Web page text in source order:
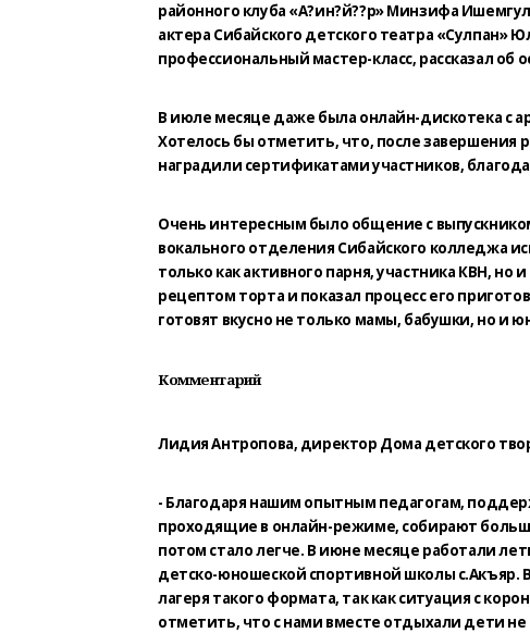
районного клуба «А?ин?й??р» Минзифа
актера Сибайского детского театра
профессиональный мастер-класс, рассказал об
В июле месяце даже была онлайн-дискотека с
Хотелось бы отметить, что, после завершения
наградили сертификатами участников,
Очень интересным было общение с
вокального отделения Сибайского колледжа
только как активного парня, участника КВН, но
рецептом торта и показал процесс его
готовят вкусно не только мамы, бабушки, но и
Комментарий
Лидия Антропова, директор Дома детского
- Благодаря нашим опытным педагогам,
проходящие в онлайн-режиме, собирают
потом стало легче. В июне месяце работали
детско-юношеской спортивной школы
лагеря такого формата, так как ситуация с
отметить, что с нами вместе отдыхали дети